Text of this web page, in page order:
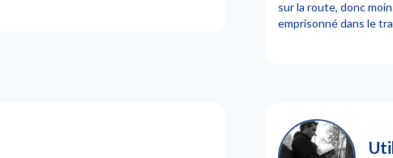
sur la route, donc
emprisonné dans le